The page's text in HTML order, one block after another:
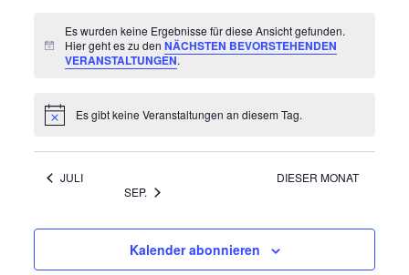
Hinweis
Es wurden keine Ergebnisse für diese Ansicht gefunden.
Hier geht es zu denNÄCHSTEN BEVORSTEHENDEN
VERANSTALTUNGEN.
HinweisEs gibt keine Veranstaltungen an diesem Tag.
JULI
DIESER MONAT
SEP.
Kalender abonnieren